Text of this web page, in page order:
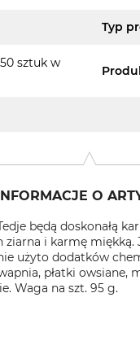
Typ
sztuk w
O
będą doskonałą
ziarna i karmę
dodatków
płatki owsiane,
Waga na szt. 95 g.